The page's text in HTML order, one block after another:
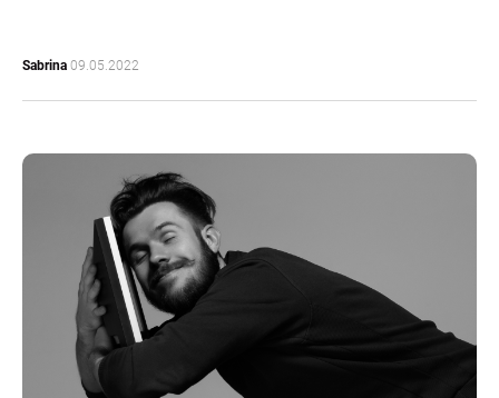
Sabrina 09.05.2022